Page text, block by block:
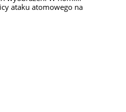
ataku atomowego na